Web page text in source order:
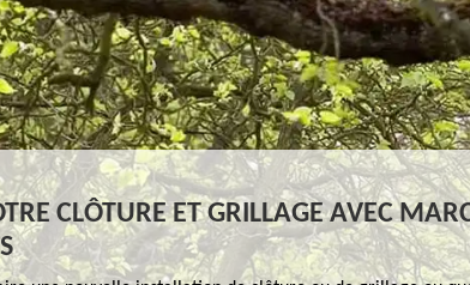
CLÔTURE ET GRILLAGE AVEC